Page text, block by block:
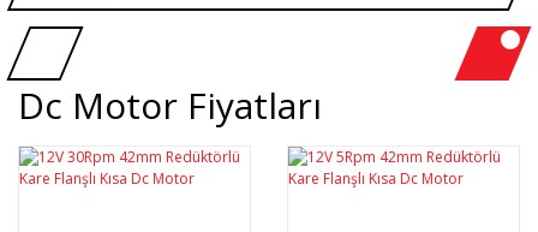
Dc Motor Fiyatları